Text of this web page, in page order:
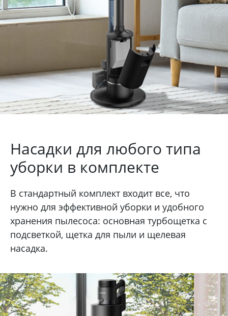
Насадки для любого типа
уборки в комплекте
В стандартный комплект входит все, что
нужно для эффективной уборки и удобного
хранения пылесоса: основная турбощетка с
подсветкой, щетка для пыли и щелевая
насадка.